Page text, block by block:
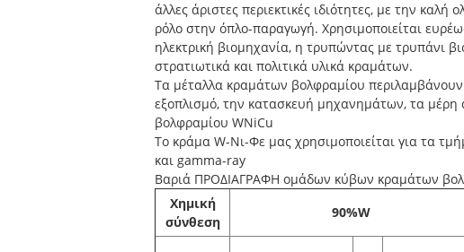
άλλες άριστες περιεκτικές ιδιότητες, με την
ρόλο στην όπλο-παραγωγή. Χρησιμοποιείται
ηλεκτρική βιομηχανία, η τρυπώντας με τρυπάνι
στρατιωτικά και πολιτικά υλικά κραμάτων.
Τα μέταλλα κραμάτων βολφραμίου
εξοπλισμό, την κατασκευή μηχανημάτων, τα μέρη
βολφραμίου WNiCu
Το κράμα W-Νι-Φε μας χρησιμοποιείται για τα
και gamma-ray
Βαριά ΠΡΟΔΙΑΓΡΑΦΗ ομάδων κύβων κραμάτων
Χημική
σύνθεση
90%W